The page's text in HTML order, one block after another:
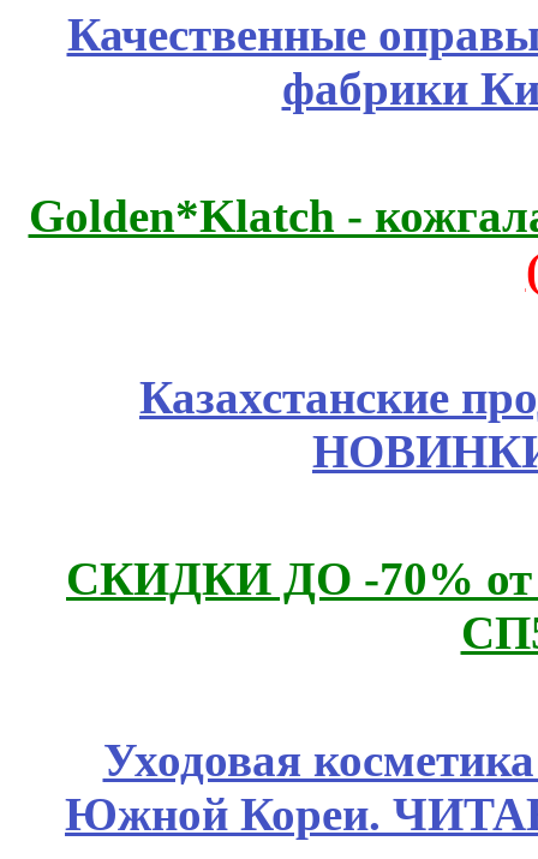
Качественные
фабрики
Golden*Klatch -
Казахстанские
СКИДКИ ДО -70%
Уходовая
Южной Кореи.